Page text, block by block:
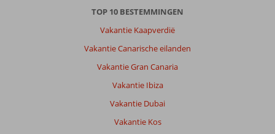
TOP 10 BESTEMMINGEN
Vakantie Kaapverdië
Vakantie Canarische eilanden
Vakantie Gran Canaria
Vakantie Ibiza
Vakantie Dubai
Vakantie Kos